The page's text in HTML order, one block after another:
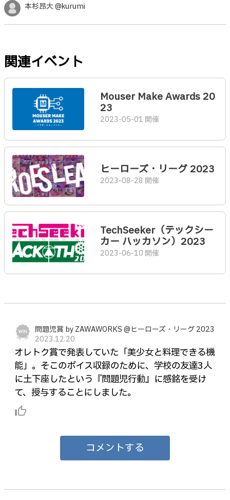
本杉昂大 @kurumi
関連イベント
Mouser Make Awards 20
23
2023-05-01 開催
ヒーローズ・リーグ 2023
2023-08-28 開催
TechSeeker（テックシー
カー ハッカソン）2023
2023-06-10 開催
問題児賞 by ZAWAWORKS @ヒーローズ・リーグ 2023
2023.12.20
オレトク賞で発表していた「美少女と料理できる機
能」。そこのボイス収録のために、学校の友達3人
に土下座したという『問題児行動』に感銘を受け
て、授与することにしました。
thumb_up_alt
コメントする